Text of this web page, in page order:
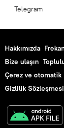
Telegram
Hakkımızda
Bize ulaşın
Çerez ve otomatik
Gizlilik Sözleşmesi